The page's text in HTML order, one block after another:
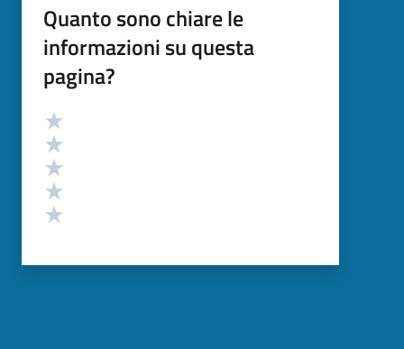
Quanto sono chiare le
informazioni su questa
pagina?
Valutazione